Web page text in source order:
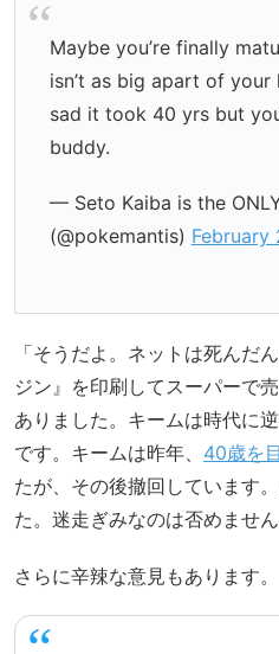
Maybe you’re finally
isn’t as big apart of your
sad it took 40 yrs but
buddy.
— Seto Kaiba is the
(@pokemantis) February
「そうだよ。ネットは死んだ
ジン』を印刷してスーパーで
ありました。キームは時代に
です。キームは昨年、 40歳を
たが、その後撤回しています
た。迷走ぎみなのは否めません
さらに辛辣な意見もあります。